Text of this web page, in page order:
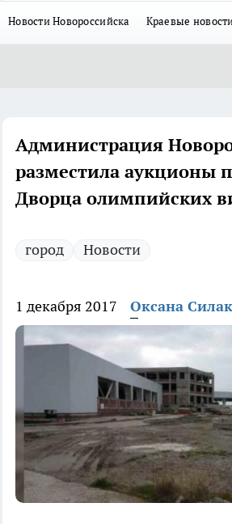
Новости Новороссийска Краевые
Администрация
разместила аукционы
Дворца олимпийских
город Новости
1 декабря 2017 Оксана